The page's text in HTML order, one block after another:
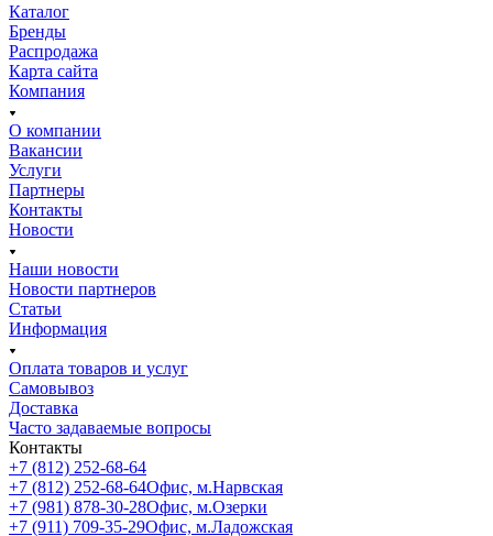
Каталог
Бренды
Распродажа
Карта сайта
Компания
О компании
Вакансии
Услуги
Партнеры
Контакты
Новости
Наши новости
Новости партнеров
Статьи
Информация
Оплата товаров и услуг
Самовывоз
Доставка
Часто задаваемые вопросы
Контакты
+7 (812) 252-68-64
+7 (812) 252-68-64Офис, м.Нарвская
+7 (981) 878-30-28Офис, м.Озерки
+7 (911) 709-35-29Офис, м.Ладожская